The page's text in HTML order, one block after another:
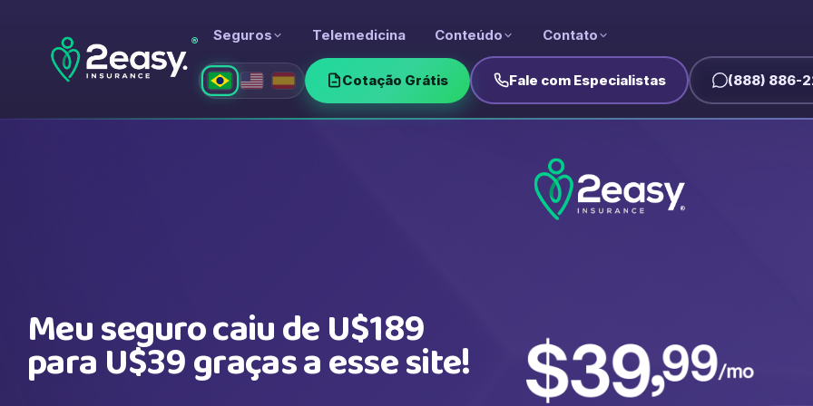
® Seguros Telemedicina Conteúdo Contato
Cotação Grátis Fale com Especialistas (888) 886-
Meu seguro caiu de U$189
para U$39 graças a esse site!